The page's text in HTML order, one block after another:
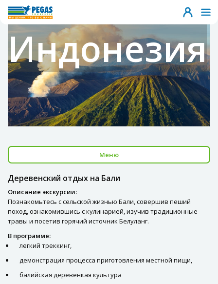
Индонезия
Меню
Деревенский отдых на Бали
Описание экскурсии:
Познакомьтесь с сельской жизнью Бали, совершив пеший
поход, ознакомившись с кулинарией, изучив традиционные
травы и посетив горячий источник Белуланг.
В программе:
легкий треккинг,
демонстрация процесса приготовления местной пищи,
балийская деревенкая культура